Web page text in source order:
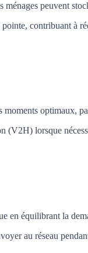
peuvent
contribuant à
optimaux,
(V2H) lorsque
en équilibrant la
au réseau